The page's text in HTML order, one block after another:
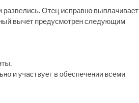
развелись. Отец исправно выплачивает
вычет предусмотрен следующим
и участвует в обеспечении всеми